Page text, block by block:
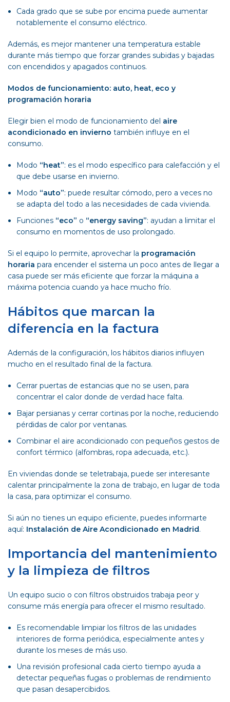
Cada grado que se sube por encima puede aumentar
notablemente el consumo eléctrico.
Además, es mejor mantener una temperatura estable
durante más tiempo que forzar grandes subidas y bajadas
con encendidos y apagados continuos.
Modos de funcionamiento: auto, heat, eco y
programación horaria
Elegir bien el modo de funcionamiento del aire
acondicionado en invierno también influye en el
consumo.
Modo “heat”: es el modo específico para calefacción y el
que debe usarse en invierno.
Modo “auto”: puede resultar cómodo, pero a veces no
se adapta del todo a las necesidades de cada vivienda.
Funciones “eco” o “energy saving”: ayudan a limitar el
consumo en momentos de uso prolongado.
Si el equipo lo permite, aprovechar la programación
horaria para encender el sistema un poco antes de llegar a
casa puede ser más eficiente que forzar la máquina a
máxima potencia cuando ya hace mucho frío.
Hábitos que marcan la
diferencia en la factura
Además de la configuración, los hábitos diarios influyen
mucho en el resultado final de la factura.
Cerrar puertas de estancias que no se usen, para
concentrar el calor donde de verdad hace falta.
Bajar persianas y cerrar cortinas por la noche, reduciendo
pérdidas de calor por ventanas.
Combinar el aire acondicionado con pequeños gestos de
confort térmico (alfombras, ropa adecuada, etc.).
En viviendas donde se teletrabaja, puede ser interesante
calentar principalmente la zona de trabajo, en lugar de toda
la casa, para optimizar el consumo.
Si aún no tienes un equipo eficiente, puedes informarte
aquí: Instalación de Aire Acondicionado en Madrid.
Importancia del mantenimiento
y la limpieza de filtros
Un equipo sucio o con filtros obstruidos trabaja peor y
consume más energía para ofrecer el mismo resultado.
Es recomendable limpiar los filtros de las unidades
interiores de forma periódica, especialmente antes y
durante los meses de más uso.
Una revisión profesional cada cierto tiempo ayuda a
detectar pequeñas fugas o problemas de rendimiento
que pasan desapercibidos.